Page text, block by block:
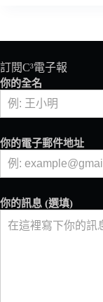
——
盧
咖
訂閱C³電子報
你的全名
你的電子郵件地址
你的訊息 (選填)